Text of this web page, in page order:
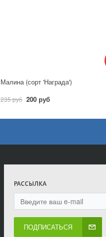
Малина (сорт 'Награда')
235 руб 200 руб
РАССЫЛКА
ПОДПИСАТЬСЯ